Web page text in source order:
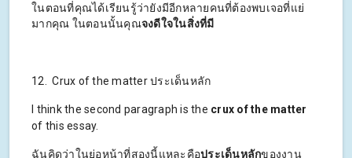
ในตอนที่คุณได้เรียนรู้ว่ายังมีอีกหลายคนที่ต้องพบเจอที่แย่
มากคุณ ในตอนนั้นคุณจงดีใจในสิ่งที่มี
12. Crux of the matter ประเด็นหลัก
I think the second paragraph is the crux of the matter
of this essay.
ฉันคิดว่าในย่อหน้าที่สองนี้แหละคือประเด็นหลักของงาน